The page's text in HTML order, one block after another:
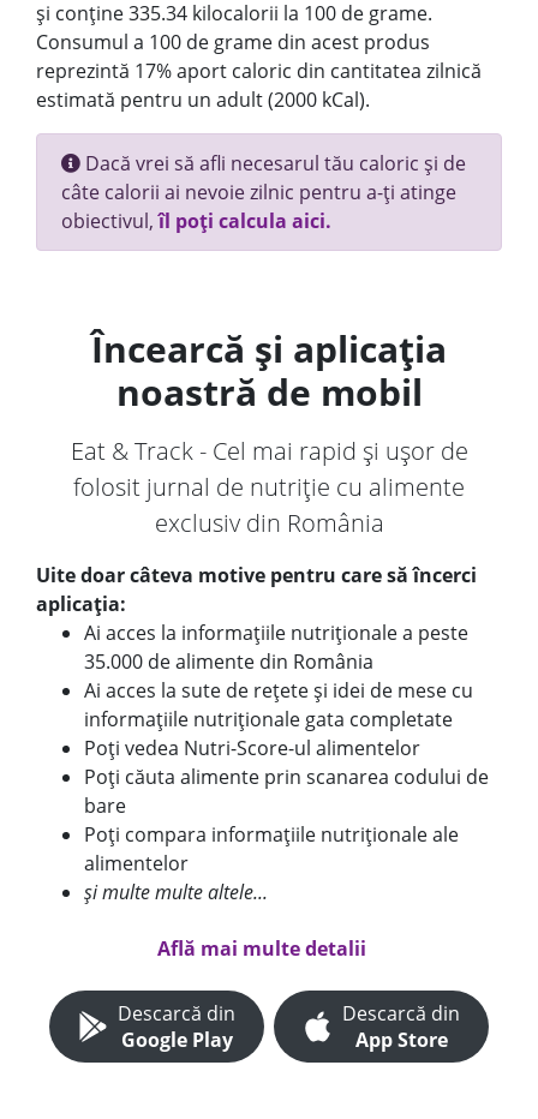
și conține 335.34 kilocalorii la 100 de grame.
Consumul a 100 de grame din acest produs
reprezintă 17% aport caloric din cantitatea zilnică
estimată pentru un adult (2000 kCal).
Dacă vrei să afli necesarul tău caloric și de
câte calorii ai nevoie zilnic pentru a-ți atinge
obiectivul,îl poți calcula aici.
Încearcă și aplicația
noastră de mobil
Eat & Track - Cel mai rapid și ușor de
folosit jurnal de nutriție cu alimente
exclusiv din România
Uite doar câteva motive pentru care să încerci
aplicația:
Ai acces la informațiile nutriționale a peste
35.000 de alimente din România
Ai acces la sute de rețete și idei de mese cu
informațiile nutriționale gata completate
Poți vedea Nutri-Score-ul alimentelor
Poți căuta alimente prin scanarea codului de
bare
Poți compara informațiile nutriționale ale
alimentelor
și multe multe altele...
Află mai multe detalii
Descarcă din
Google Play
Descarcă din
App Store